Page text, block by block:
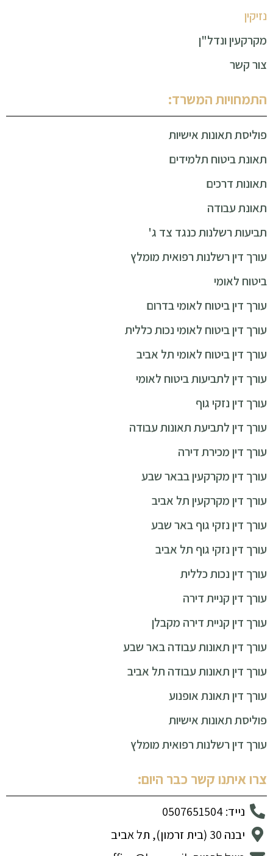
נזיקין
מקרקעין ונדל"ן
צור קשר
התמחויות המשרד:
פוליסת תאונות אישיות
תאונת ביטוח תלמידים
תאונות דרכים
תאונת עבודה
תביעות רשלנות כנגד צד ג'
עורך דין רשלנות רפואית מומלץ
ביטוח לאומי
עורך דין ביטוח לאומי בדרום
עורך דין ביטוח לאומי נכות כללית
עורך דין ביטוח לאומי תל אביב
עורך דין לתביעות ביטוח לאומי
עורך דין נזקי גוף
עורך דין לתביעת תאונות עבודה
עורך דין מכירת דירה
עורך דין מקרקעין בבאר שבע
עורך דין מקרקעין תל אביב
עורך דין נזקי גוף באר שבע
עורך דין נזקי גוף תל אביב
עורך דין נכות כללית
עורך דין קניית דירה
עורך דין קניית דירה מקבלן
עורך דין תאונות עבודה באר שבע
עורך דין תאונות עבודה תל אביב
עורך דין תאונת אופנוע
פוליסת תאונות אישיות
עורך דין רשלנות רפואית מומלץ
צרו איתנו קשר כבר היום:
נייד: 0507651504
יבנה 30 (בית זרמון), תל אביב